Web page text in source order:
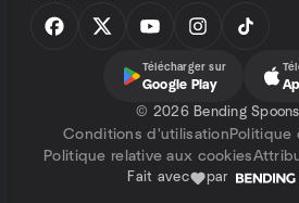
Télécharger sur
Google Play
© 2026 Bending
Conditions d'utilisation Politique
Politique relative aux cookies
Fait avec par